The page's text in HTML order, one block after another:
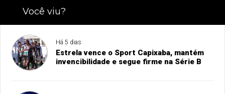
Você viu?
Há 5 dias
Estrela vence o Sport Capixaba, mantém
invencibilidade e segue firme na Série B